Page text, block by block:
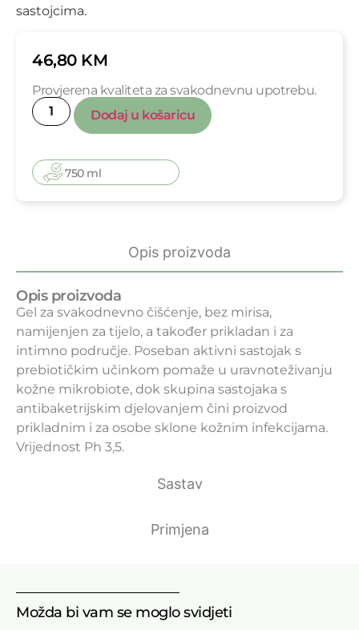
sastojcima.
46,80 KM
Provjerena kvaliteta za svakodnevnu upotrebu.
Dodaj u košaricu
750 ml
Opis proizvoda
Sastav
Primjena
Opis proizvoda
Gel za svakodnevno čišćenje, bez mirisa,
namijenjen za tijelo, a također prikladan i za
intimno područje. Poseban aktivni sastojak s
prebiotičkim učinkom pomaže u uravnoteživanju
kožne mikrobiote, dok skupina sastojaka s
antibaketrijskim djelovanjem čini proizvod
prikladnim i za osobe sklone kožnim infekcijama.
Vrijednost Ph 3,5.
Možda bi vam se moglo svidjeti